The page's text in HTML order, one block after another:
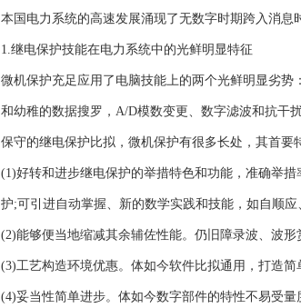
本国电力系统的高速发展涌现了无数字时期跨入消息
1.继电保护技能在电力系统中的光鲜明显特征
微机保护充足应用了电脑技能上的两个光鲜明显劣
和幼稚的数据搜罗，A/D模数变更、数字滤波和抗干
保守的继电保护比拟，微机保护有很多长处，其首要
(1)好转和进步继电保护的举措特色和功能，准确举
护;可引进自动掌握、新的数学实践和技能，如自顺
(2)能够便当地缩减其余辅佐性能。仍旧障录波、波
(3)工艺构造环境优惠。体如今软件比拟通用，打造
(4)妥当性简单进步。体如今数字部件的特性不易受